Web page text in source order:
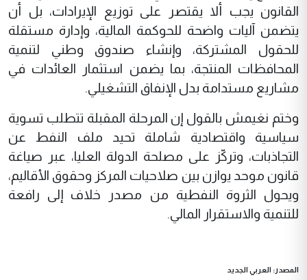
القانون يجب ألا يقتصر على توزيع الإيرادات، بل أن
يتضمن آليات واضحة للحوكمة المالية، وإدارة مستقلة
للحقول المشتركة، وإنشاء صندوق وطني لتنمية
المحافظات المنتجة، بما يضمن استثمار العائدات في
مشاريع مستدامة بدل الإنفاق التشغيلي.
وختم نغيمش بالقول إن المرحلة المقبلة تتطلب تسوية
سياسية واقتصادية شاملة تحيد ملف النفط عن
التجاذبات، وتركّز على مصلحة الدولة العليا، عبر صياغة
قانون موحد يوازن بين صلاحيات المركز وحقوق الأقاليم،
ويحول الثروة النفطية من مصدر خلاف إلى رافعة
للتنمية والاستقرار المالي.
المصدر: العربي الجديد